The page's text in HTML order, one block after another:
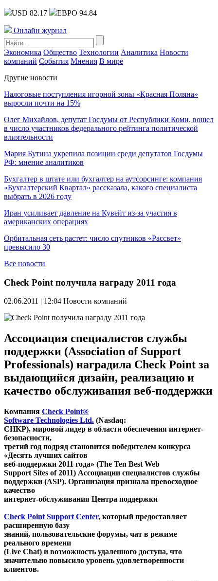
USD 82.17 ЕВРО 94.84
Онлайн журнал
Экономика Общество Технологии Аналитика Новости
компаний События Мнения В мире
Другие новости
Налоговые поступления игорной зоны «Красная Поляна»
выросли почти на 15%
Олег Михайлов, депутат Госдумы от Республики Коми, вошел
в число участников федерального рейтинга политической
влиятельности
Мария Бутина укрепила позиции среди депутатов Госдумы
РФ: мнение аналитиков
Бухгалтер в штате или бухгалтер на аутсорсинге: компания
«Бухгалтерский Квартал» рассказала, какого специалиста
выбрать в 2026 году
Иран усиливает давление на Кувейт из-за участия в
американских операциях
Орбитальная сеть растет: число спутников «Рассвет»
превысило 30
Все новости
Check Point получила награду 2011 года
02.06.2011 | 12:04 Новости компаний
Ассоциация специалистов службы
поддержки (Association of Support
Professionals) наградила Check Point за
выдающийся дизайн, реализацию и
качество обслуживания веб-поддержки
Компания Check Point®
Software Technologies Ltd. (Nasdaq:
CHKP), мировой лидер в области обеспечения интернет-
безопасности,
третий год подряд становится победителем конкурса
«Десять лучших сайтов
веб-поддержки 2011 года» (The Ten Best Web
Support Sites of 2011) Ассоциации специалистов службы
поддержки (ASP). Организация признала превосходное
качество
интернет-обслуживания Центра поддержки
Check Point Support Center, который предоставляет
расширенную базу
знаний, пользовательские форумы, чат в режиме
реального времени
(Live Chat) и возможность удаленного доступа, что
значительно повысило уровень удовлетворенности
клиентов.